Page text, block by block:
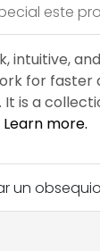
este
intuitive,
for faster
is a
Learn more.
un